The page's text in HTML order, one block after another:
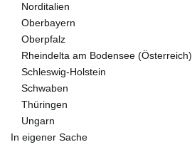
Norditalien
Oberbayern
Oberpfalz
Rheindelta am Bodensee (Österreich)
Schleswig-Holstein
Schwaben
Thüringen
Ungarn
In eigener Sache